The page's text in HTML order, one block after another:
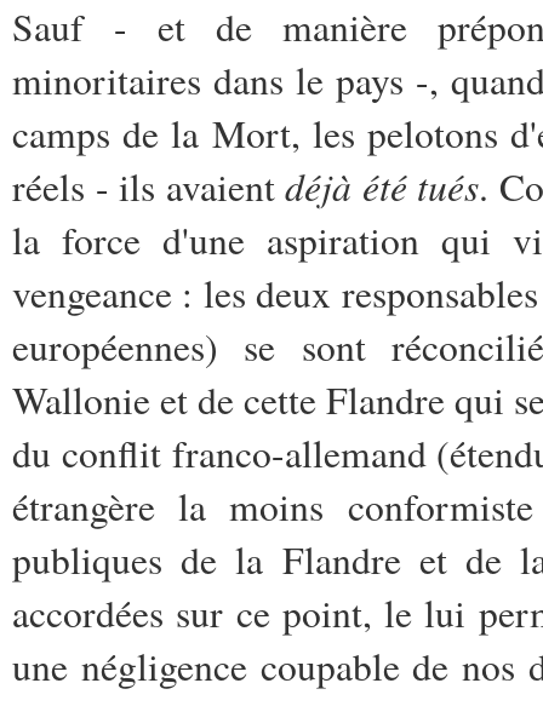
Sauf - et de manière
minoritaires dans le pays -,
camps de la Mort, les pelotons
réels - ils avaientdéjà été tués.
la force d'une aspiration qui
vengeance : les deux
européennes) se sont
Wallonie et de cette Flandre qui
du conflit franco-allemand
étrangère la moins
publiques de la Flandre et de
accordées sur ce point, le lui
une négligence coupable de